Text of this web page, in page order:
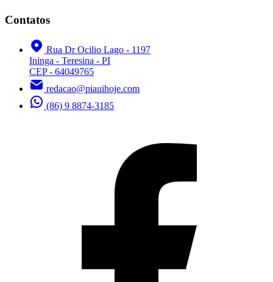
Contatos
Rua Dr Ocilio Lago - 1197
Ininga - Teresina - PI
CEP - 64049765
redacao@piauihoje.com
(86) 9 8874-3185